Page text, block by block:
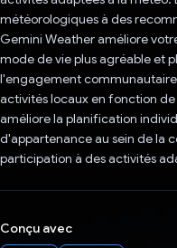
météorologiques à des
Gemini Weather améliore
mode de vie plus agréable et
l'engagement
activités locaux en fonction
améliore la planification
d'appartenance au sein de la
participation à des activités
Conçu avec